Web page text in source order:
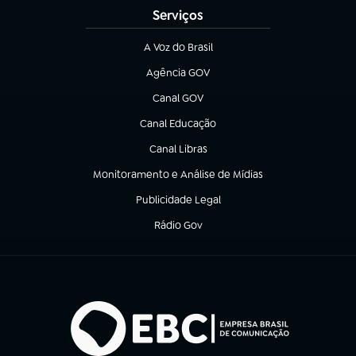
Serviços
A Voz do Brasil
(abre em nova aba)
Agência GOV
(abre em nova aba)
Canal GOV
(abre em nova aba)
Canal Educação
(abre em nova aba)
Canal Libras
(abre em nova aba)
Monitoramento e Análise de Mídias
(abre em nova aba)
Publicidade Legal
(abre em nova aba)
Rádio Gov
(abre em nova aba)